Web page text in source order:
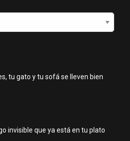
tu gato y tu sofá se lleven bien
invisible que ya está en tu plato